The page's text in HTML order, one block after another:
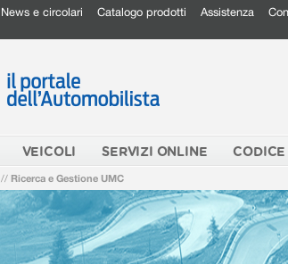
News e circolari Catalogo prodotti Assistenza
VEICOLI SERVIZI ONLINE
// Ricerca e Gestione UMC